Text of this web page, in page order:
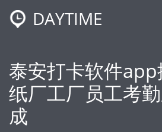
DAYTIME
泰安打卡软件
纸厂工厂员工考
成